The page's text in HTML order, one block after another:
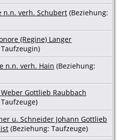
n.n. verh. Schubert (Beziehung:
(Regine) Langer
n.n. verh. Hain (Beziehung:
Gottlieb Raubbach
u. Schneider Johann Gottlieb
(Beziehung: Taufzeuge)